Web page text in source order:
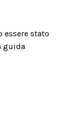
essere stato
guida